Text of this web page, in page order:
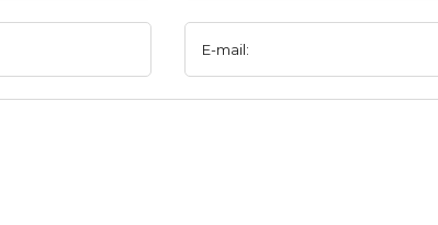
E-mail: